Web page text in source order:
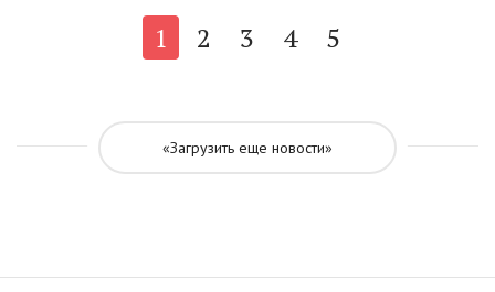
1 2 3 4 5
«Загрузить еще новости»